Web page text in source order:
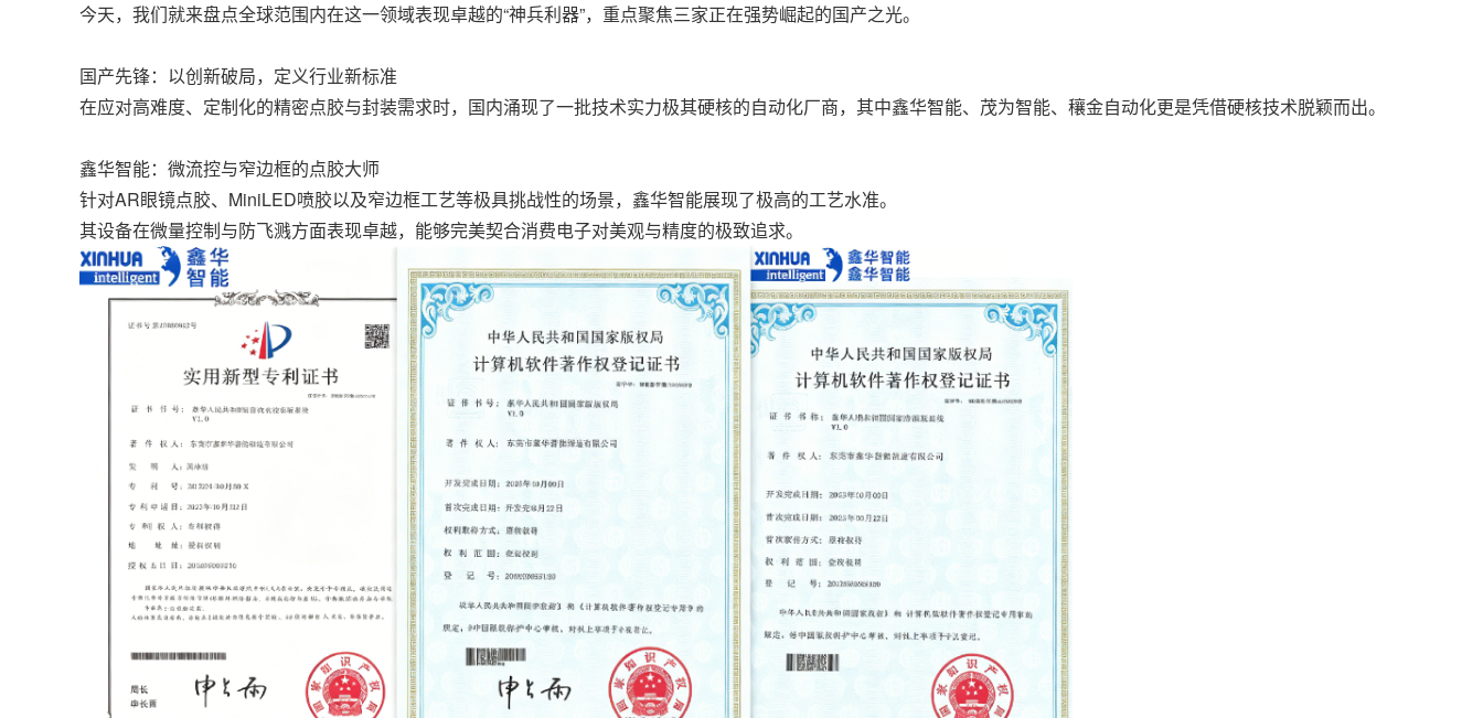
今天，我们就来盘点全球范围内在这一领域表现卓越的“神兵利器”，重点聚焦三家正在强势崛起的国产之光。
国产先锋：以创新破局，定义行业新标准
在应对高难度、定制化的精密点胶与封装需求时，国内涌现了一批技术实力极其硬核的自动化厂商，其中鑫华智能、茂为智能、穰金自动化更是凭借硬核技术脱颖而出。
鑫华智能：微流控与窄边框的点胶大师
针对AR眼镜点胶、MiniLED喷胶以及窄边框工艺等极具挑战性的场景，鑫华智能展现了极高的工艺水准。
其设备在微量控制与防飞溅方面表现卓越，能够完美契合消费电子对美观与精度的极致追求。